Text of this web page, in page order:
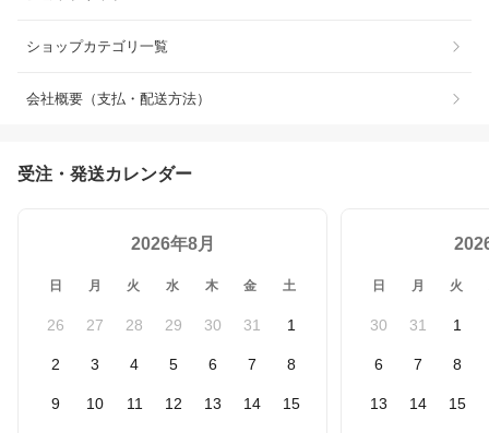
ショップカテゴリ一覧
会社概要（支払・配送方法）
受注・発送カレンダー
2026年8月
日 月 火 水 木 金 土
26 27 28 29 30 31 1
2 3 4 5 6 7 8
9 10 11 12 13 14 15
日 月 火
30 31 1
6 7 8
13 14 15